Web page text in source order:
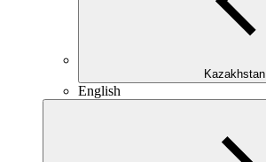
Kazakhstan
English